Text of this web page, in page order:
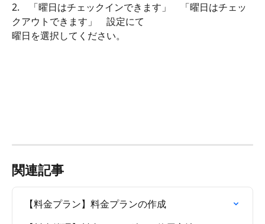
2.　「曜日はチェックインできます」　「曜日はチェッ
クアウトできます」　設定にて
曜日を選択してください。
関連記事
【料金プラン】料金プランの作成